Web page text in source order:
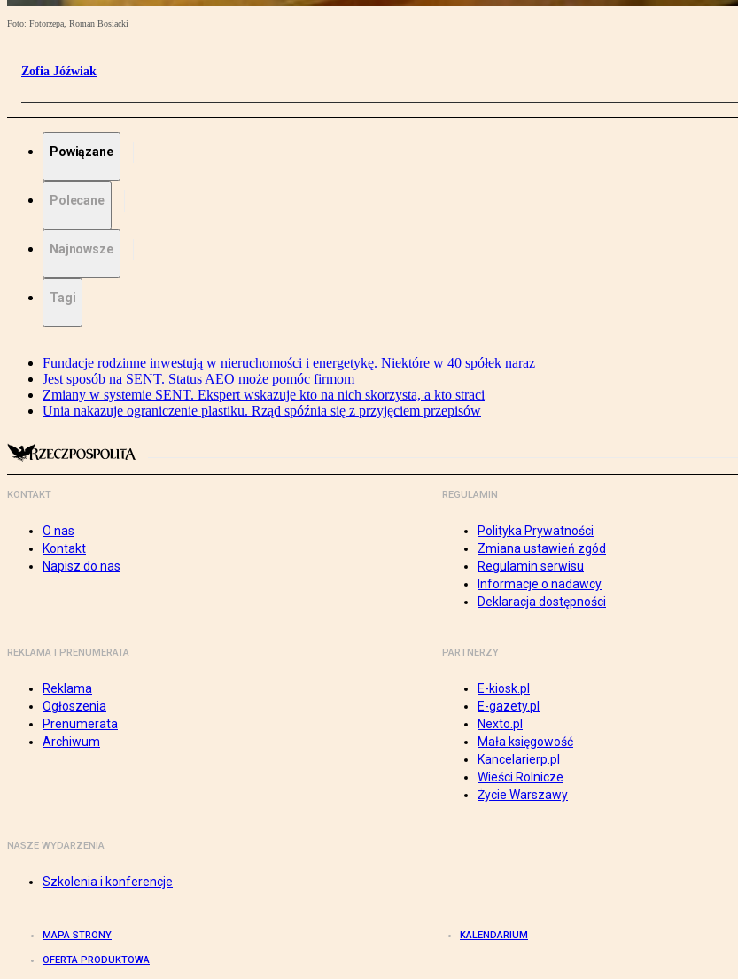
Foto: Fotorzepa, Roman Bosiacki
Zofia Jóźwiak
Powiązane
Polecane
Najnowsze
Tagi
Fundacje rodzinne inwestują w nieruchomości i energetykę. Niektóre w 40 spółek naraz
Jest sposób na SENT. Status AEO może pomóc firmom
Zmiany w systemie SENT. Ekspert wskazuje kto na nich skorzysta, a kto straci
Unia nakazuje ograniczenie plastiku. Rząd spóźnia się z przyjęciem przepisów
KONTAKT
O nas
Kontakt
Napisz do nas
REGULAMIN
Polityka Prywatności
Zmiana ustawień zgód
Regulamin serwisu
Informacje o nadawcy
Deklaracja dostępności
REKLAMA I PRENUMERATA
Reklama
Ogłoszenia
Prenumerata
Archiwum
PARTNERZY
E-kiosk.pl
E-gazety.pl
Nexto.pl
Mała księgowość
Kancelarierp.pl
Wieści Rolnicze
Życie Warszawy
NASZE WYDARZENIA
Szkolenia i konferencje
MAPA STRONY KALENDARIUM
OFERTA PRODUKTOWA